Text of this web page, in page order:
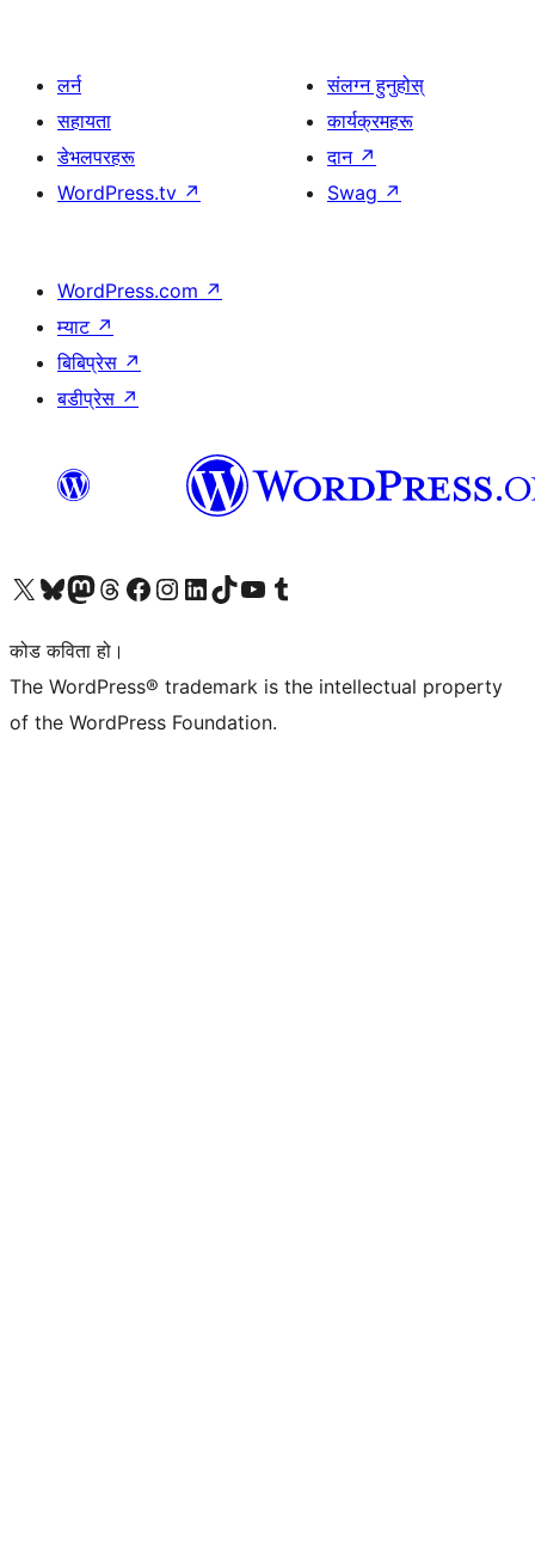
लर्न
सहायता
डेभलपरहरू
WordPress.tv ↗
संलग्न हुनुहोस्
कार्यक्रमहरू
दान ↗
Swag ↗
WordPress.com ↗
म्याट ↗
बिबिप्रेस ↗
बडीप्रेस ↗
हाम्रो X (पहिले ट्विटर) खातामा जानुहोस्
हाम्रो Bluesky खाता भ्रमण गर्नुहोस्
हाम्रो म्यास्टोडन खाता भ्रमण गर्नुहोस्
हाम्रो थ्रेड्स खातामा जानुहोस्
हाम्रो फेसबुक पेजमा जानुहोस्
हाम्रो इन्स्टाग्राम खातामा जानुहोस्
हाम्रो लिङ्क्डइन खातामा जानुहोस्
हाम्रो TikTok खाता भ्रमण गर्नुहोस्
हाम्रो युट्युब च्यानलमा जानुहोस्
हाम्रो टम्बलर खाता भ्रमण गर्नुहोस्
कोड कविता हो।
The WordPress® trademark is the intellectual property
of the WordPress Foundation.